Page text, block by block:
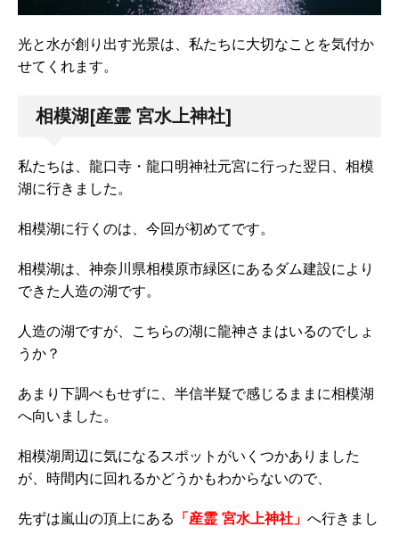
光と水が創り出す光景は、私たちに大切なことを気付か
せてくれます。
相模湖[産霊 宮水上神社]
私たちは、龍口寺・龍口明神社元宮に行った翌日、相模
湖に行きました。
相模湖に行くのは、今回が初めてです。
相模湖は、神奈川県相模原市緑区にあるダム建設により
できた人造の湖です。
人造の湖ですが、こちらの湖に龍神さまはいるのでしょ
うか？
あまり下調べもせずに、半信半疑で感じるままに相模湖
へ向いました。
相模湖周辺に気になるスポットがいくつかありました
が、時間内に回れるかどうかもわからないので、
先ずは嵐山の頂上にある 「産霊 宮水上神社」 へ行きまし